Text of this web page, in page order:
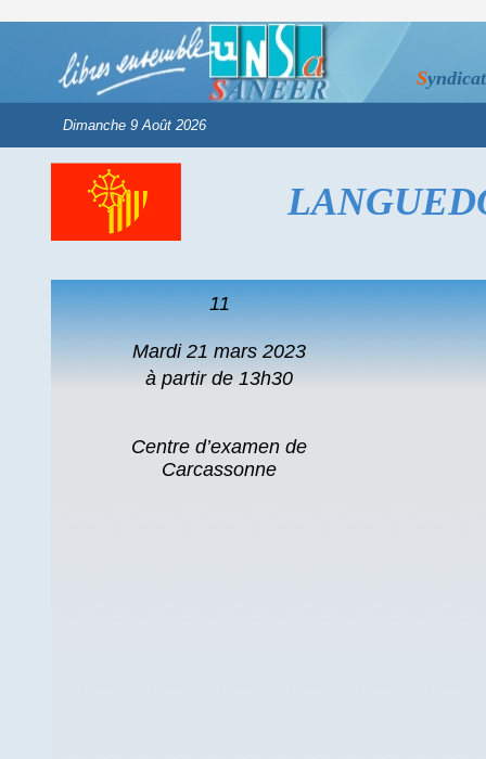
Centre d’examen de
Carcassonne
11
Mardi 21 mars 2023
à partir de 13h30
S